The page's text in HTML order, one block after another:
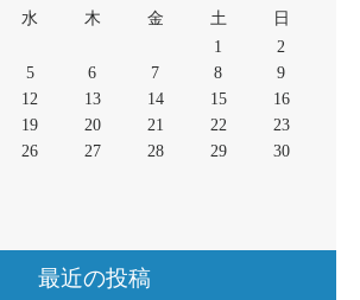
水 木 金 土
日
1
2
5 6 7 8
9
12 13 14 15
16
19 20 21 22
23
26 27 28 29
30
最近の投稿